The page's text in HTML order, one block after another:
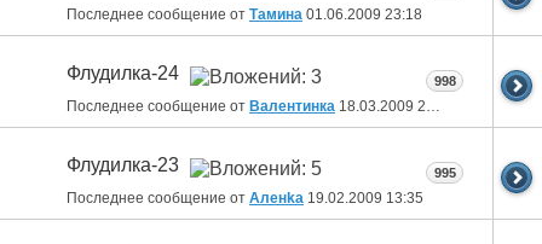
Последнее сообщение от Тамина 01.06.2009 23:18
Флудилка-24
Последнее сообщение от Валентинка 18.03.2009 22:19
998
Флудилка-23
Последнее сообщение от Аленka 19.02.2009 13:35
995